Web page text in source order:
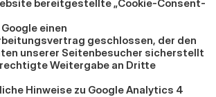
bereitgestellte „Cookie-Consent-
einen
geschlossen, der den
unserer Seitenbesucher sicherstellt
Weitergabe an Dritte
Hinweise zu Google Analytics 4